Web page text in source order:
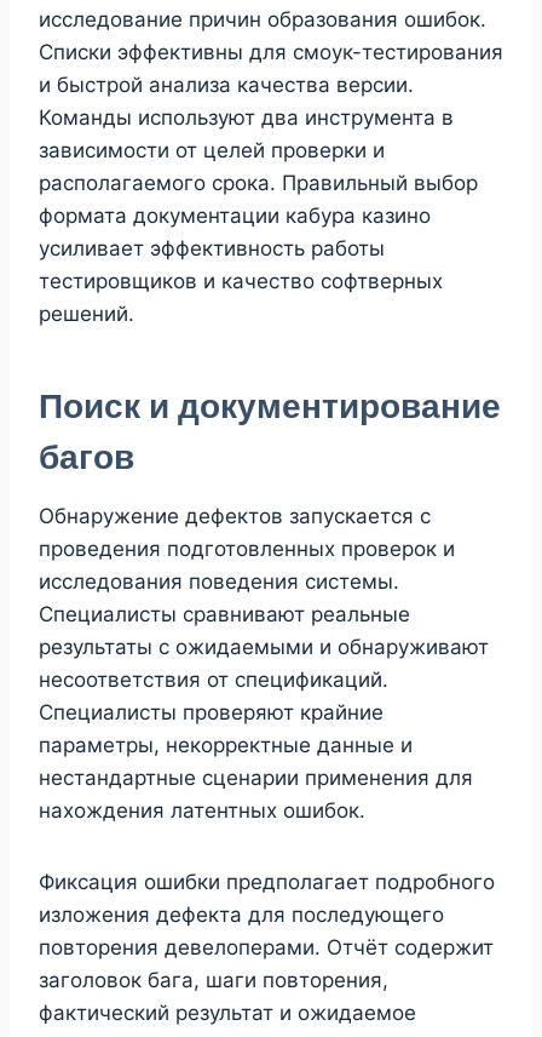
исследование причин образования ошибок.
Списки эффективны для смоук-тестирования
и быстрой анализа качества версии.
Команды используют два инструмента в
зависимости от целей проверки и
располагаемого срока. Правильный выбор
формата документации кабура казино
усиливает эффективность работы
тестировщиков и качество софтверных
решений.
Поиск и документирование
багов
Обнаружение дефектов запускается с
проведения подготовленных проверок и
исследования поведения системы.
Специалисты сравнивают реальные
результаты с ожидаемыми и обнаруживают
несоответствия от спецификаций.
Специалисты проверяют крайние
параметры, некорректные данные и
нестандартные сценарии применения для
нахождения латентных ошибок.
Фиксация ошибки предполагает подробного
изложения дефекта для последующего
повторения девелоперами. Отчёт содержит
заголовок бага, шаги повторения,
фактический результат и ожидаемое